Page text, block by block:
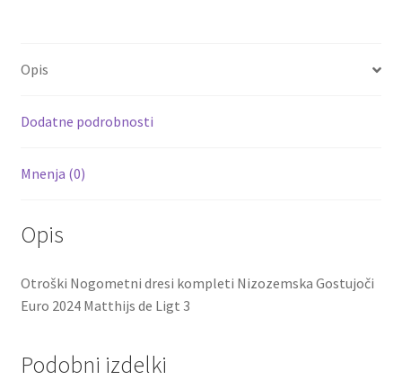
k
Opis
Dodatne podrobnosti
Mnenja (0)
Opis
Otroški Nogometni dresi kompleti Nizozemska Gostujoči
Euro 2024 Matthijs de Ligt 3
Podobni izdelki